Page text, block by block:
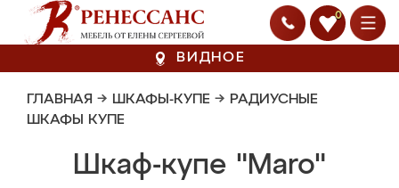
0
ВИДНОЕ
ГЛАВНАЯ → ШКАФЫ-КУПЕ → РАДИУСНЫЕ
ШКАФЫ КУПЕ
Шкаф-купе "Maro"